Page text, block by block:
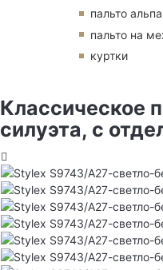
пальто
пальто на
куртки
Классическое
силуэта, с